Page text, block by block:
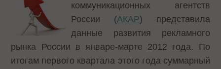
коммуникационных агентств
России (АКАР) представила
данные развития рекламного
рынка России в январе-марте 2012 года. По
итогам первого квартала этого года суммарный